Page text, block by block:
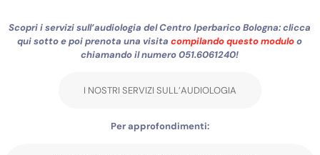
Scopri i servizi sull’audiologia del Centro Iperbarico Bologna: clicca
qui sotto e poi prenota una visitacompilando questo moduloo
chiamando il numero051.6061240!
I NOSTRI SERVIZI SULL’AUDIOLOGIA
Per approfondimenti: